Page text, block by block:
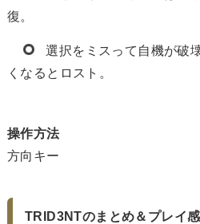
復。
選択をミスって自機が破
くなるとロスト。
操作方法
方向キー
TRID3NTのまとめ＆プレイ